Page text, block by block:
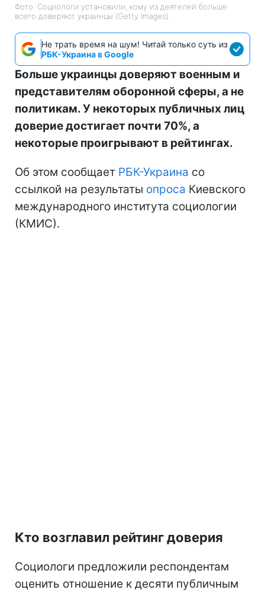
Фото: Социологи установили, кому из деятелей больше
всего доверяют украинцы (Getty Images)
Не трать время на шум! Читай только суть из
РБК-Украина в Google
Больше украинцы доверяют военным и
представителям оборонной сферы, а не
политикам. У некоторых публичных лиц
доверие достигает почти 70%, а
некоторые проигрывают в рейтингах.
Об этом сообщает РБК-Украина со
ссылкой на результаты опроса Киевского
международного института социологии
(КМИС).
Кто возглавил рейтинг доверия
Социологи предложили респондентам
оценить отношение к десяти публичным